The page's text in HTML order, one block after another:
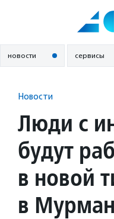
новости сервисы
Новости
Люди с
будут
в новой
в